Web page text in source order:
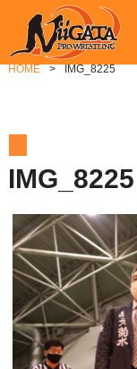
HOME IMG_8225
IMG_8225